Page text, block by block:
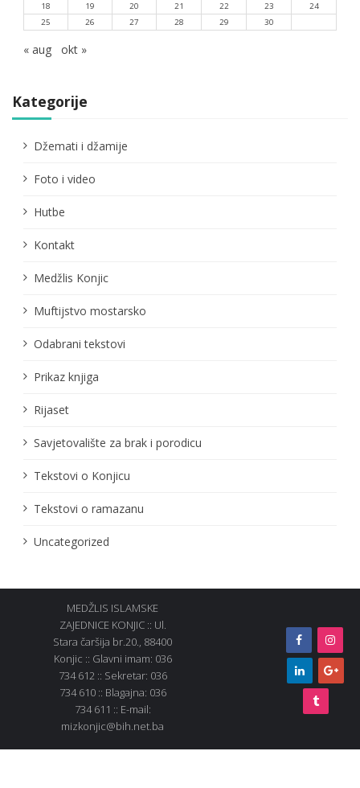
18
19 20 21 22 23
24
25
26 27 28 29 30
« aug okt »
Kategorije
Džemati i džamije
Foto i video
Hutbe
Kontakt
Medžlis Konjic
Muftijstvo mostarsko
Odabrani tekstovi
Prikaz knjiga
Rijaset
Savjetovalište za brak i porodicu
Tekstovi o Konjicu
Tekstovi o ramazanu
Uncategorized
MEDŽLIS ISLAMSKE
ZAJEDNICE KONJIC :: Ul.
Stara čaršija br.20., 88400
Konjic :: Glavni imam: 036
734 612 :: Sekretar: 036
734 610 :: Blagajna: 036
734 611 :: E-mail:
mizkonjic@bih.net.ba